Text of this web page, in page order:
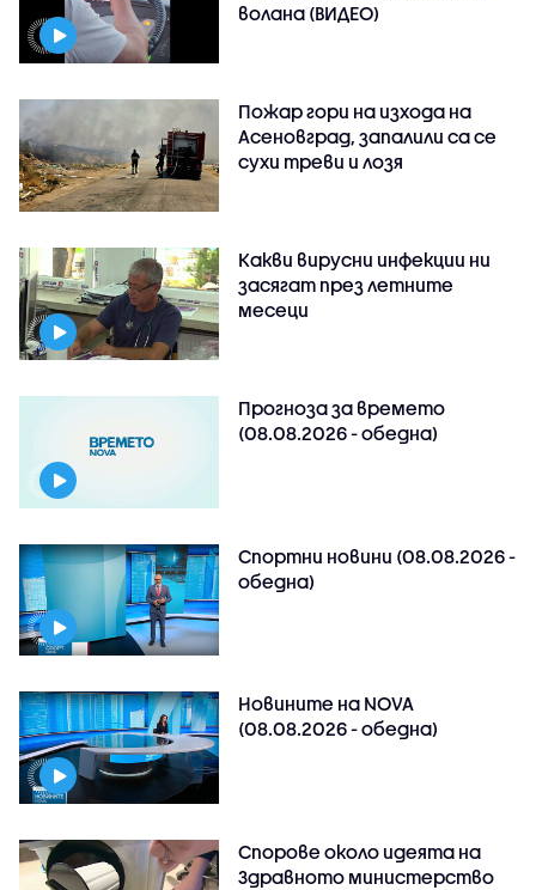
волана (ВИДЕО)
Пожар гори на изхода на
Асеновград, запалили са се
сухи треви и лозя
Какви вирусни инфекции ни
засягат през летните
месеци
Прогноза за времето
(08.08.2026 - обедна)
Спортни новини (08.08.2026 -
обедна)
Новините на NOVA
(08.08.2026 - обедна)
Спорове около идеята на
Здравното министерство